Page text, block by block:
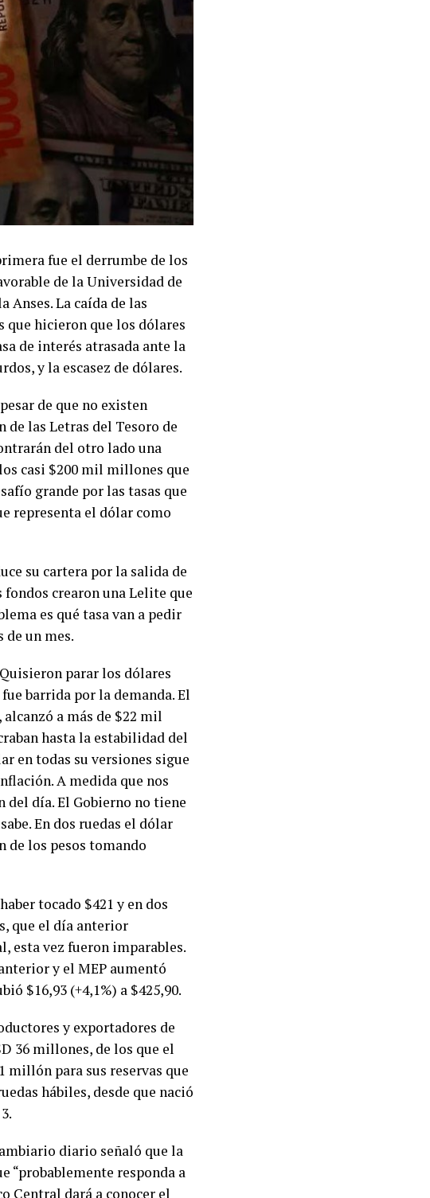
fue el derrumbe de los
de la Universidad de
Anses. La caída de las
que hicieron que los dólares
de interés atrasada ante la
y la escasez de dólares.
de que no existen
de las Letras del Tesoro de
del otro lado una
casi $200 mil millones que
grande por las tasas que
representa el dólar como
su cartera por la salida de
fondos crearon una Lelite que
es qué tasa van a pedir
un mes.
parar los dólares
barrida por la demanda. El
a más de $22 mil
hasta la estabilidad del
en todas su versiones sigue
A medida que nos
del día. El Gobierno no tiene
En dos ruedas el dólar
de los pesos tomando
tocado $421 y en dos
que el día anterior
esta vez fueron imparables.
y el MEP aumentó
$16,93 (+4,1%) a $425,90.
y exportadores de
36 millones, de los que el
para sus reservas que
hábiles, desde que nació
diario señaló que la
“probablemente responda a
Central dará a conocer el